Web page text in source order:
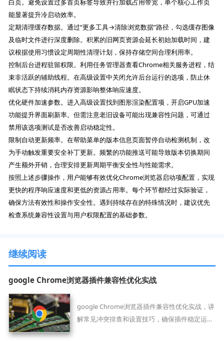
能显著提升冷启动效率。
定期清理缓存数据。通过“更多工具→清除浏览数据”路径，勾选缓存图像
及临时文件进行深度删除。积累的旧网页资源会延长初始加载时间，建
议根据使用习惯设定周期性清理计划，保持存储空间合理利用率。
控制后台进程驻留权限。利用任务管理器查看Chrome相关服务进程，结
束非活跃的辅助线程。在高级设置中关闭允许后台运行的选项，防止休
眠状态下持续消耗内存资源影响整体响应速度。
优化硬件加速参数。进入高级设置找到图形渲染配置项，开启GPU加速
功能提升界面刷新率。但需注意老旧设备可能出现兼容性问题，可通过
禁用该选项测试是否改善启动稳定性。
限制自动更新频率。在帮助菜单的版本信息页面暂停自动检测机制，改
为手动触发重要安全补丁更新。频繁的功能推送可能导致版本切换期间
产生额外开销，合理安排更新周期平衡安全性与性能需求。
按照上述步骤操作，用户能够有效优化Chrome浏览器启动项配置，实现
更快的程序响应速度和更低的资源占用率。每个环节都经过实际验证，
确保方法有效性和操作安全性。遇到持续存在的特殊情况时，建议优先
检查系统兼容性设置与用户权限配置的基础参数。
继续阅读
google Chrome浏览器插件兼容性优化实战
google Chrome浏览器插件兼容性优化实战，讲
解常见冲突排查和设置技巧，确保插件稳定运